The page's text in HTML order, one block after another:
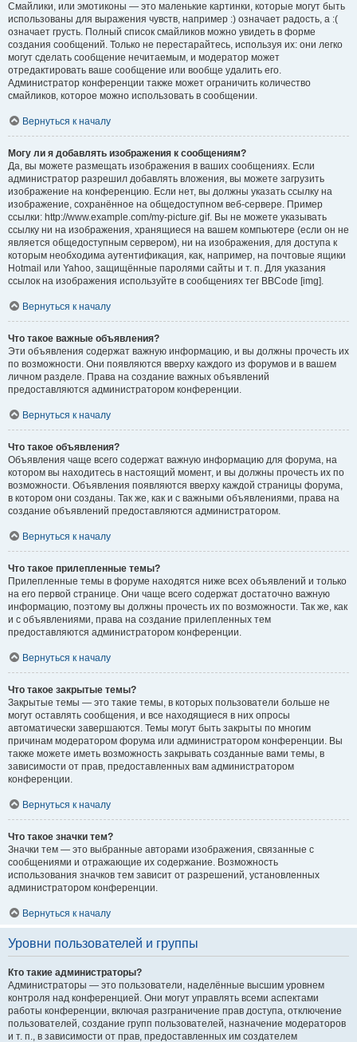
Смайлики, или эмотиконы — это маленькие картинки, которые могут быть
использованы для выражения чувств, например :) означает радость, а :(
означает грусть. Полный список смайликов можно увидеть в форме
создания сообщений. Только не перестарайтесь, используя их: они легко
могут сделать сообщение нечитаемым, и модератор может
отредактировать ваше сообщение или вообще удалить его.
Администратор конференции также может ограничить количество
смайликов, которое можно использовать в сообщении.
Вернуться к началу
Могу ли я добавлять изображения к сообщениям?
Да, вы можете размещать изображения в ваших сообщениях. Если
администратор разрешил добавлять вложения, вы можете загрузить
изображение на конференцию. Если нет, вы должны указать ссылку на
изображение, сохранённое на общедоступном веб-сервере. Пример
ссылки: http://www.example.com/my-picture.gif. Вы не можете указывать
ссылку ни на изображения, хранящиеся на вашем компьютере (если он не
является общедоступным сервером), ни на изображения, для доступа к
которым необходима аутентификация, как, например, на почтовые ящики
Hotmail или Yahoo, защищённые паролями сайты и т. п. Для указания
ссылок на изображения используйте в сообщениях тег BBCode [img].
Вернуться к началу
Что такое важные объявления?
Эти объявления содержат важную информацию, и вы должны прочесть их
по возможности. Они появляются вверху каждого из форумов и в вашем
личном разделе. Права на создание важных объявлений
предоставляются администратором конференции.
Вернуться к началу
Что такое объявления?
Объявления чаще всего содержат важную информацию для форума, на
котором вы находитесь в настоящий момент, и вы должны прочесть их по
возможности. Объявления появляются вверху каждой страницы форума,
в котором они созданы. Так же, как и с важными объявлениями, права на
создание объявлений предоставляются администратором.
Вернуться к началу
Что такое прилепленные темы?
Прилепленные темы в форуме находятся ниже всех объявлений и только
на его первой странице. Они чаще всего содержат достаточно важную
информацию, поэтому вы должны прочесть их по возможности. Так же, как
и с объявлениями, права на создание прилепленных тем
предоставляются администратором конференции.
Вернуться к началу
Что такое закрытые темы?
Закрытые темы — это такие темы, в которых пользователи больше не
могут оставлять сообщения, и все находящиеся в них опросы
автоматически завершаются. Темы могут быть закрыты по многим
причинам модератором форума или администратором конференции. Вы
также можете иметь возможность закрывать созданные вами темы, в
зависимости от прав, предоставленных вам администратором
конференции.
Вернуться к началу
Что такое значки тем?
Значки тем — это выбранные авторами изображения, связанные с
сообщениями и отражающие их содержание. Возможность
использования значков тем зависит от разрешений, установленных
администратором конференции.
Вернуться к началу
Уровни пользователей и группы
Кто такие администраторы?
Администраторы — это пользователи, наделённые высшим уровнем
контроля над конференцией. Они могут управлять всеми аспектами
работы конференции, включая разграничение прав доступа, отключение
пользователей, создание групп пользователей, назначение модераторов
и т. п., в зависимости от прав, предоставленных им создателем